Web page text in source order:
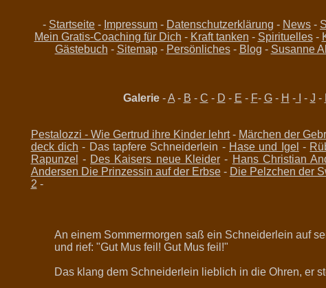
- Startseite - Impressum - Datenschutzerklärung - News -
Mein Gratis-Coaching für Dich - Kraft tanken - Spirituelles-
Gästebuch - Sitemap- Persönliches- Blog - Susanne
Galerie-A- B - C - D - E - F- G- H -I - J -
Pestalozzi - Wie Gertrud ihre Kinder lehrt- Märchen der
deck dich - Das tapfere Schneiderlein - Hase und Igel -
Rapunzel - Des Kaisers neue Kleider - Hans Christian
Andersen Die Prinzessin auf der Erbse- Die Pelzchen der
2 -
An einem Sommermorgen saß ein Schneiderlein auf
und rief: "Gut Mus feil! Gut Mus feil!"
Das klang dem Schneiderlein lieblich in die Ohren, er